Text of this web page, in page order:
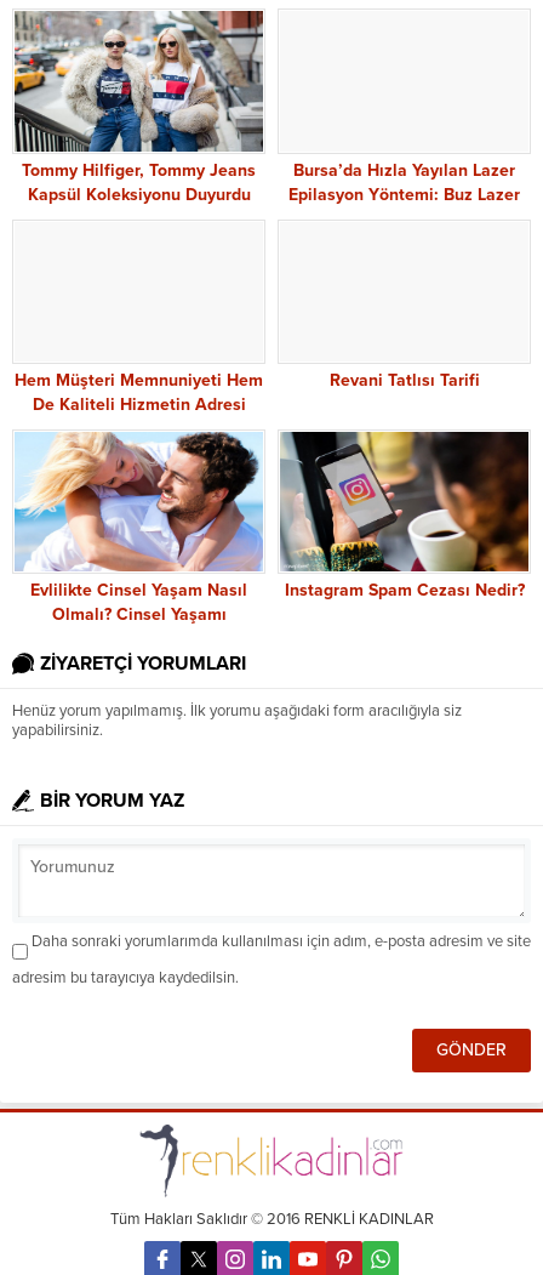
Tommy Hilfiger, Tommy Jeans
Kapsül Koleksiyonu Duyurdu
Bursa’da Hızla Yayılan Lazer
Epilasyon Yöntemi: Buz Lazer
Hem Müşteri Memnuniyeti Hem
De Kaliteli Hizmetin Adresi
Revani Tatlısı Tarifi
Evlilikte Cinsel Yaşam Nasıl
Olmalı? Cinsel Yaşamı
Nelerdir?
Instagram Spam Cezası Nedir?
ZİYARETÇİ YORUMLARI
Henüz yorum yapılmamış. İlk yorumu aşağıdaki form aracılığıyla siz
yapabilirsiniz.
BİR YORUM YAZ
Daha sonraki yorumlarımda kullanılması için adım, e-posta adresim ve site
adresim bu tarayıcıya kaydedilsin.
Tüm Hakları Saklıdır © 2016 RENKLİ KADINLAR